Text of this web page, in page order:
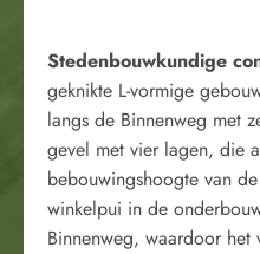
Stedenbouwkundige
geknikte L-vormige
langs de Binnenweg met
gevel met vier lagen, die
bebouwingshoogte van
winkelpui in de
Binnenweg, waardoor het